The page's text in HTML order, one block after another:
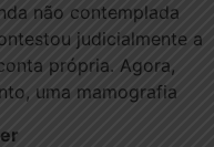
não contemplada
judicialmente a
própria. Agora,
uma mamografia